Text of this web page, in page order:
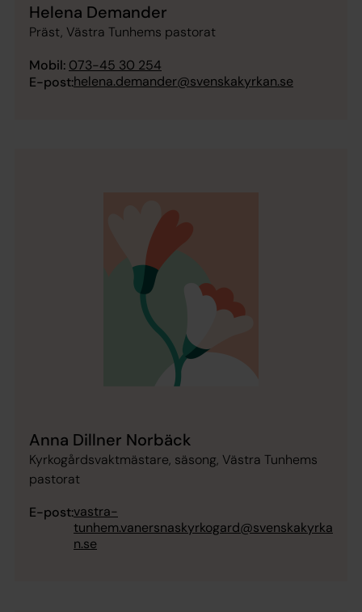
Helena Demander
Präst, Västra Tunhems pastorat
Mobil: 073-45 30 254
E-post:helena.demander@svenskakyrkan.se
Anna Dillner Norbäck
Kyrkogårdsvaktmästare, säsong, Västra Tunhems
pastorat
E-post:vastra-
tunhem.vanersnaskyrkogard@svenskakyrka
n.se